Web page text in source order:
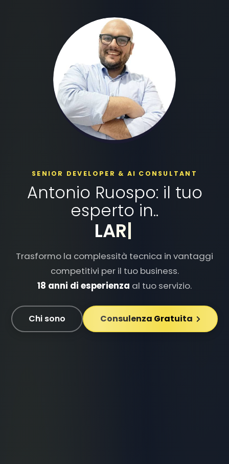
SENIOR DEVELOPER & AI CONSULTANT
Antonio Ruospo: il tuo
esperto in..
DOCKER
Trasformo la complessità tecnica in vantaggi
competitivi per il tuo business.
18 anni di esperienza al tuo servizio.
Chi sono Consulenza Gratuita